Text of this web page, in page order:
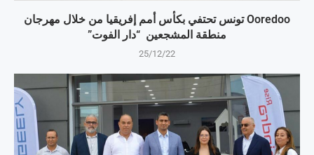
Ooredoo تونس تحتفي بكأس أمم إفريقيا من خلال مهرجان
منطقة المشجعين “دار الفوت”
25/12/22